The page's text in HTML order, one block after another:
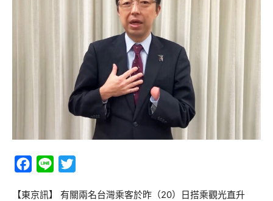
Facebook
Line
【東京訊】 有關兩名台灣乘客於昨（20）日搭乘觀光直升